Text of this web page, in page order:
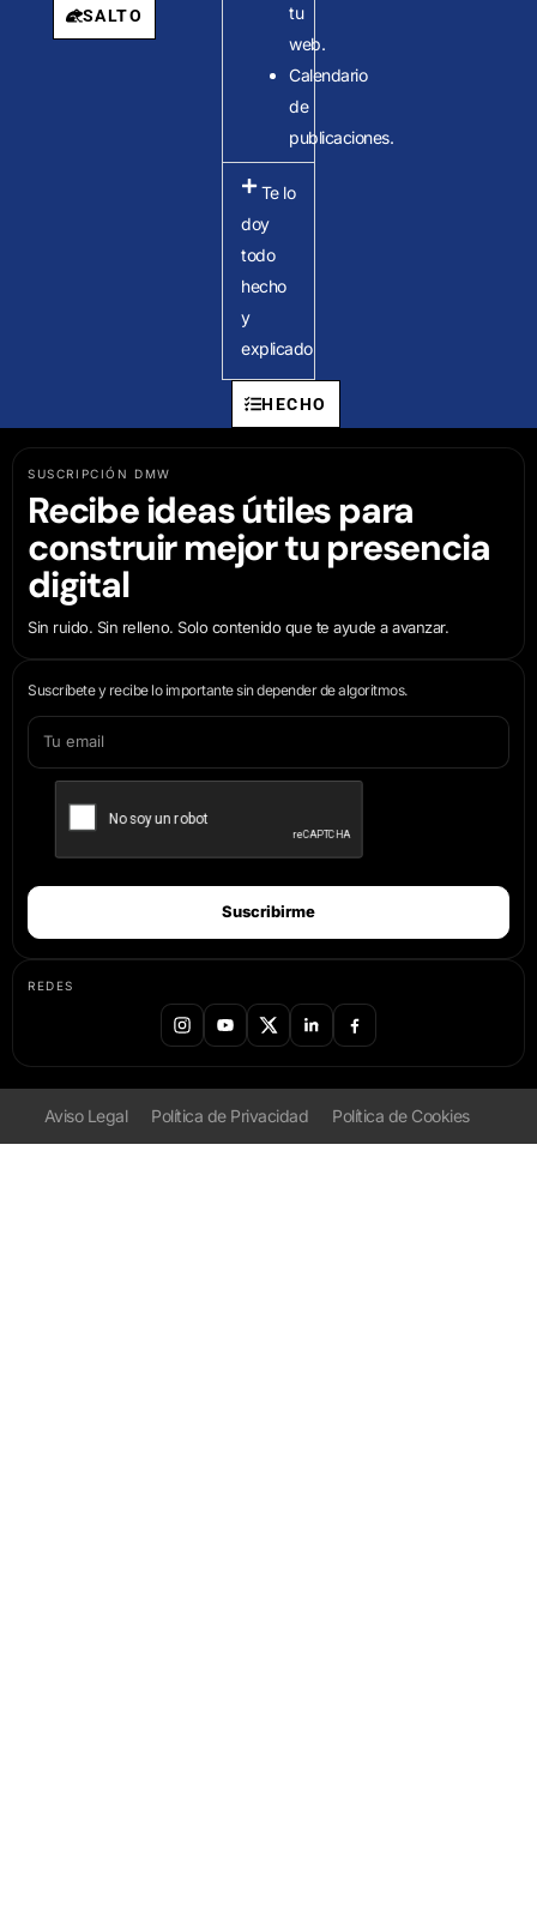
SALTO
tu
web.
Calendario
de
publicaciones.
Te lo
doy
todo
hecho
y
explicado
HECHO
SUSCRIPCIÓN DMW
Recibe ideas útiles para
construir mejor tu presencia
digital
Sin ruido. Sin relleno. Solo contenido que te ayude a avanzar.
Suscríbete y recibe lo importante sin depender de algoritmos.
Suscribirme
REDES
Aviso Legal Política de Privacidad Política de Cookies